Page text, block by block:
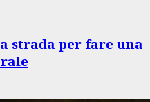
strada per fare una